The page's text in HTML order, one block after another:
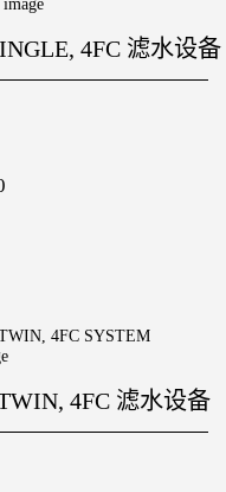
4FC 滤水设备
4FC 滤水设备